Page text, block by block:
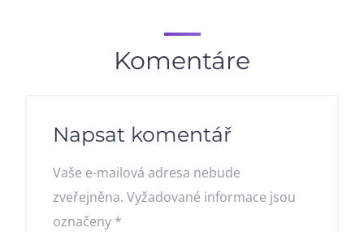
Komentáre
Napsat komentář
Vaše e-mailová adresa nebude
zveřejněna. Vyžadované informace jsou
označeny *